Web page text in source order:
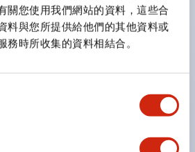
關您使用我們網站的資料，這些合
料與您所提供給他們的其他資料或
務時所收集的資料相結合。
組段數的組合，可實現各種接點構
的指示燈，並提供手柄操作型、鑰匙